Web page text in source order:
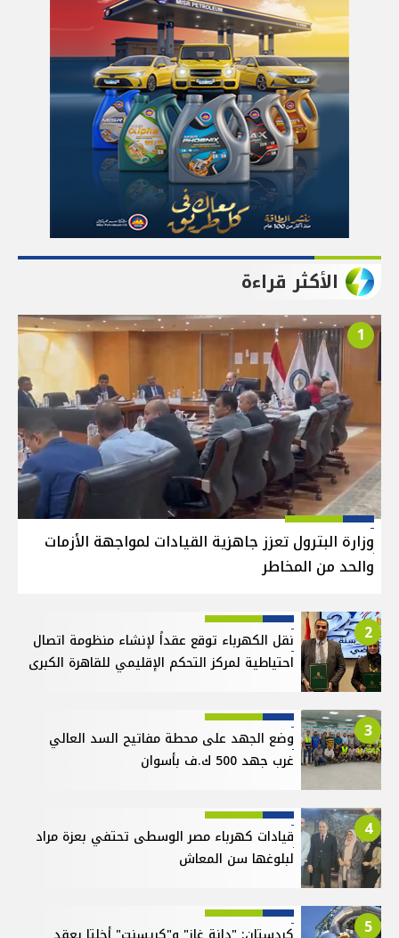
الأكثر قراءة
1
وزارة البترول تعزز جاهزية القيادات لمواجهة الأزمات
والحد من المخاطر
2
نقل الكهرباء توقع عقداً لإنشاء منظومة اتصال
احتياطية لمركز التحكم الإقليمي للقاهرة الكبرى
3
وضع الجهد على محطة مفاتيح السد العالي
غرب جهد 500 ك.ف بأسوان
4
قيادات كهرباء مصر الوسطى تحتفي بعزة مراد
لبلوغها سن المعاش
5